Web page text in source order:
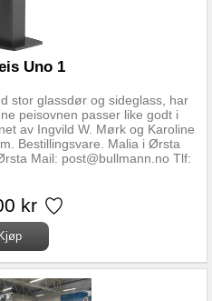
stor glassdør og sideglass, har
peisovnen passer like godt i
av Ingvild W. Mørk og Karoline
Bestillingsvare. Malia i Ørsta
Mail: post@bullmann.no Tlf:
Uno 1
kr